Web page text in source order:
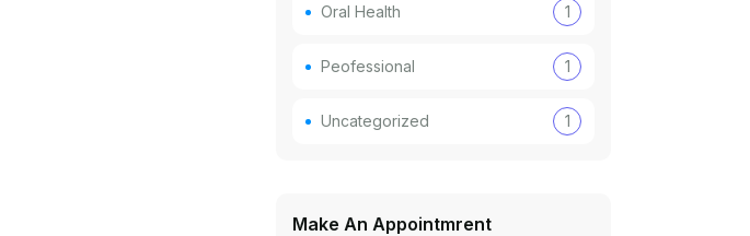
Oral Health 1
Peofessional 1
Uncategorized 1
Make An Appointmrent